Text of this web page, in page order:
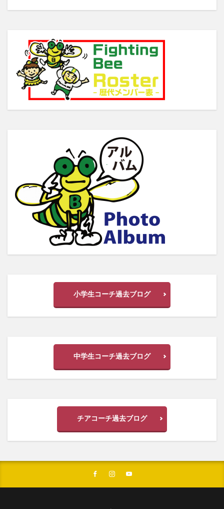
小学生コーチ過去ブログ
中学生コーチ過去ブログ
チアコーチ過去ブログ